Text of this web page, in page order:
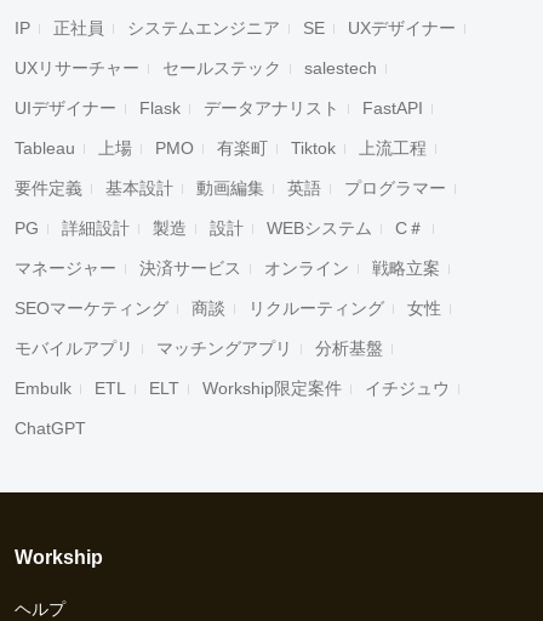
IP 正社員 システムエンジニア SE UXデザイナー
UXリサーチャー セールステック salestech
UIデザイナー Flask データアナリスト FastAPI
Tableau 上場 PMO 有楽町 Tiktok 上流工程
要件定義 基本設計 動画編集 英語 プログラマー
PG 詳細設計 製造 設計 WEBシステム C＃
マネージャー 決済サービス オンライン 戦略立案
SEOマーケティング 商談 リクルーティング 女性
モバイルアプリ マッチングアプリ 分析基盤
Embulk ETL ELT Workship限定案件 イチジュウ
ChatGPT
Workship
ヘルプ